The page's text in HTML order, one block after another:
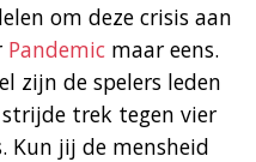
om deze crisis aan
Pandemic maar eens.
zijn de spelers leden
trek tegen vier
Kun jij de mensheid